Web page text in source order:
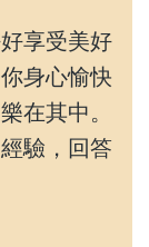
享受美好
身心愉快
在其中。
驗，回答